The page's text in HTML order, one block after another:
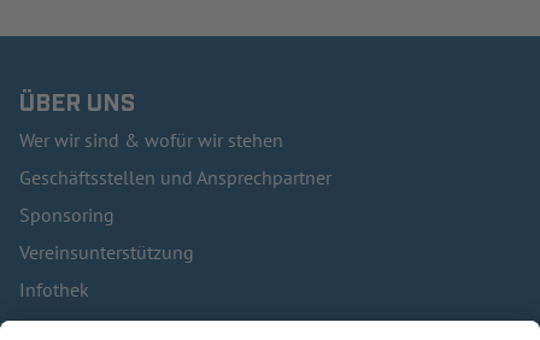
ÜBER UNS
Wer wir sind & wofür wir stehen
Geschäftsstellen und Ansprechpartner
Sponsoring
Vereinsunterstützung
Infothek
Kontakt